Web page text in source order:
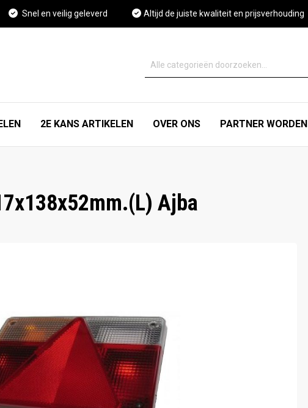
Snel en veilig geleverd Altijd de juiste kwaliteit en prijsverhouding
2E KANS ARTIKELEN OVER ONS PARTNER WORDEN
Ajba